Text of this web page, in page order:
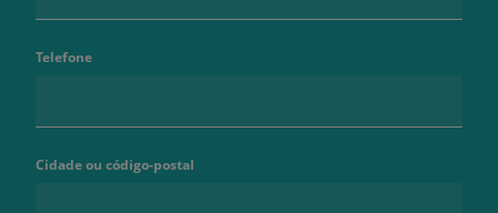
Telefone
Cidade ou código-postal